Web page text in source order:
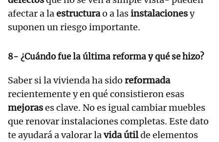
afectar a la estructurao a lasinstalacionesy
suponen un riesgo importante.
8- ¿Cuándo fue la última reforma y qué se hizo?
Saber si la vivienda ha sido reformada
recientemente y en qué consistieron esas
mejorases clave. No es igual cambiar muebles
que renovar instalaciones completas. Este dato
te ayudará a valorar la vida útilde elementos